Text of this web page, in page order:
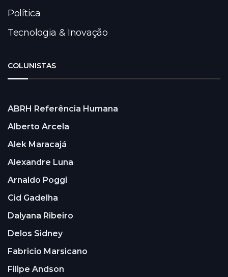
Política
Tecnologia & Inovação
COLUNISTAS
ABRH Referência Humana
Alberto Arcela
Alek Maracajá
Alexandre Luna
Arnaldo Poggi
Cid Gadelha
Dalyana Ribeiro
Delos Sidney
Fabricio Marsicano
Filipe Andson